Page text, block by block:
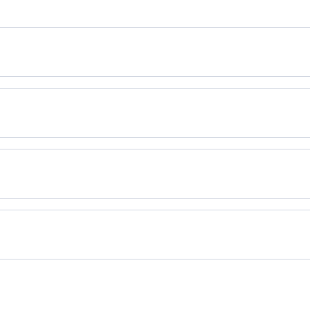
w odcieniu 01 Nude. Doskonała zarówno do
delikatną skórę ust
występuje w kilku kolorach, które pasują do każdego typu
Mica, Polyethylene, Diisostearyl Malate, Ceresin, Silica,
Disteardimonium Hectorite, Triethoxycaprylylsilane,
usta pomadką lub błyszczykiem. Jeśli chcesz
środek ust kredką.